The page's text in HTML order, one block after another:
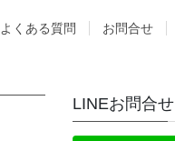
よくある質問 お問合せ
LINEお問合せ